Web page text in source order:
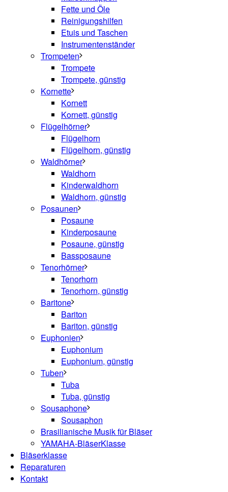
Fette und Öle
Reinigungshilfen
Etuis und Taschen
Instrumentenständer
Trompeten
Trompete
Trompete, günstig
Kornette
Kornett
Kornett, günstig
Flügelhörner
Flügelhorn
Flügelhorn, günstig
Waldhörner
Waldhorn
Kinderwaldhorn
Waldhorn, günstig
Posaunen
Posaune
Kinderposaune
Posaune, günstig
Bassposaune
Tenorhörner
Tenorhorn
Tenorhorn, günstig
Baritone
Bariton
Bariton, günstig
Euphonien
Euphonium
Euphonium, günstig
Tuben
Tuba
Tuba, günstig
Sousaphone
Sousaphon
Brasilianische Musik für Bläser
YAMAHA-BläserKlasse
Bläserklasse
Reparaturen
Kontakt